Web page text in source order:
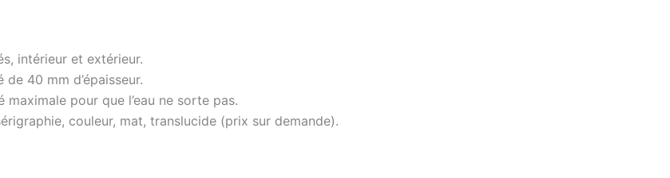
intérieur et extérieur.
40 mm d’épaisseur.
pour que l’eau ne sorte pas.
couleur, mat, translucide (prix sur demande).